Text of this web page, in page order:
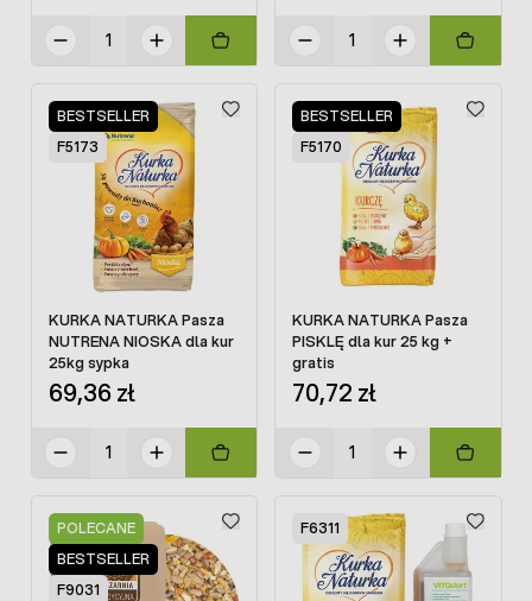
BESTSELLER
F5173
KURKA NATURKA Pasza
NUTRENA NIOSKA dla kur
25kg sypka
69,36 zł
BESTSELLER
F5170
KURKA NATURKA Pasza
PISKLĘ dla kur 25 kg +
gratis
70,72 zł
POLECANE
BESTSELLER
F9031
F6311